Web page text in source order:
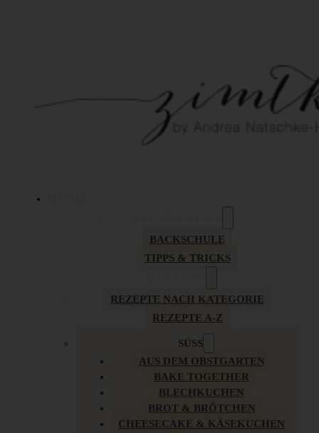
BACKSCHULE
TIPPS & TRICKS
REZEPTE NACH KATEGORIE
REZEPTE A-Z
SÜSS
AUS DEM OBSTGARTEN
BAKE TOGETHER
BLECHKUCHEN
BROT & BRÖTCHEN
CHEESECAKE & KÄSEKUCHEN